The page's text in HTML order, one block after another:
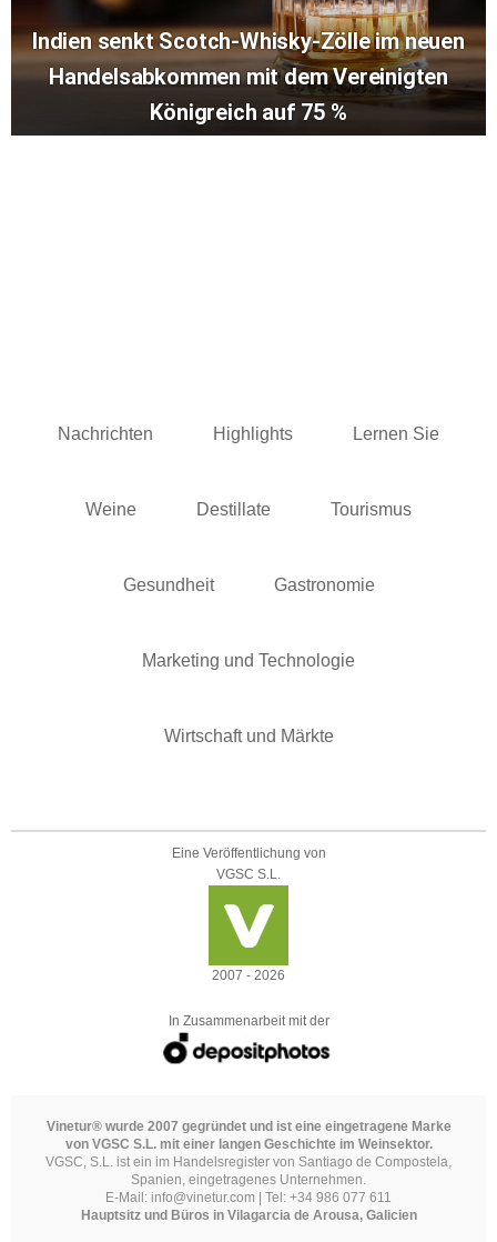
Indien senkt Scotch-Whisky-Zölle im neuen
Handelsabkommen mit dem Vereinigten
Königreich auf 75 %
Nachrichten Highlights Lernen Sie
Weine Destillate Tourismus
Gesundheit Gastronomie
Marketing und Technologie
Wirtschaft und Märkte
Eine Veröffentlichung von
VGSC S.L.
2007 - 2026
In Zusammenarbeit mit der
Vinetur® wurde 2007 gegründet und ist eine eingetragene Marke
von VGSC S.L. mit einer langen Geschichte im Weinsektor.
VGSC, S.L. ist ein im Handelsregister von Santiago de Compostela,
Spanien, eingetragenes Unternehmen.
E-Mail: info@vinetur.com | Tel: +34 986 077 611
Hauptsitz und Büros in Vilagarcia de Arousa, Galicien